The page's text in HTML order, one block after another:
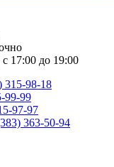
17:00 до 19:00
315-98-18
99-99
97-97
363-50-94